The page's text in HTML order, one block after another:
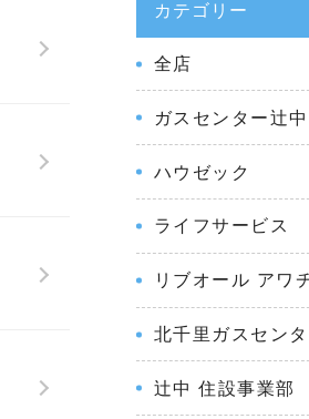
カテゴリー
全店
ガスセンター辻󠄀中
ハウゼック
ライフサービス
リブオール アワ
北千里ガスセン
辻󠄀中 住設事業部